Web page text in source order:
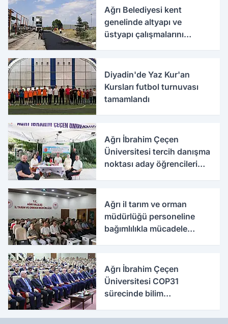
Ağrı Belediyesi kent
genelinde altyapı ve
üstyapı çalışmalarını
Diyadin'de Yaz Kur'an
Kursları futbol turnuvası
tamamlandı
Ağrı İbrahim Çeçen
Üniversitesi tercih danışma
noktası aday öğrencileri
Ağrı il tarım ve orman
müdürlüğü personeline
bağımlılıkla mücadele
Ağrı İbrahim Çeçen
Üniversitesi COP31
sürecinde bilim
sunacak